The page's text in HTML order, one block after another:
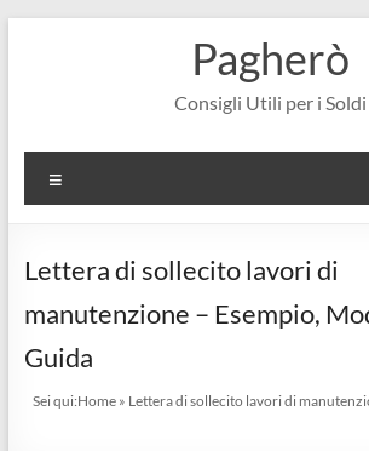
Pagherò
Consigli Utili per i Soldi
Lettera di sollecito lavori di
manutenzione – Esempio,
Guida
Sei qui:Home » Lettera di sollecito lavori di